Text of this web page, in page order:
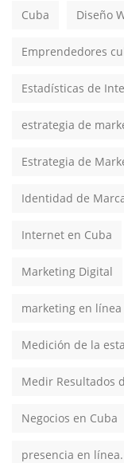
Cuba Diseño
Emprendedores
Estadísticas de
estrategia de
Estrategia de
Identidad de
Internet en Cuba
Marketing Digital
marketing en línea
Medición de la
Medir Resultados
Negocios en Cuba
presencia en línea.